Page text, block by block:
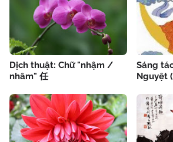
Dịch thuật: Chữ "nhậm /
nhâm" 任
Sáng
Nguyệt